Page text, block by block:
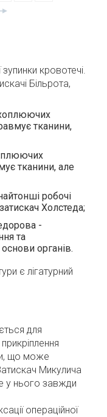
кровотечі.
Більрота,
тканини,
тканини, але
робочі
Холстеда;
-
та
органів.
є лігатурний
для
що може
Микулича
у нього завжди
операційної